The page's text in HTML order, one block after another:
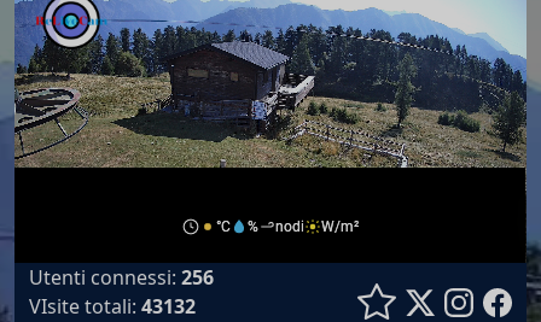
°C % nodi W/m²
LIVE
Utenti connessi: 256
VIsite totali: 43132